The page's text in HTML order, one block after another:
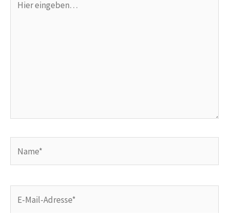
eingeben…
Mail-